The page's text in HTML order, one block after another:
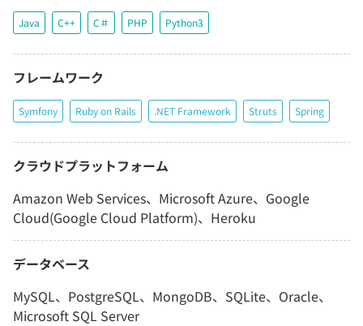
Java C++ C＃ PHP Python3
フレームワーク
Symfony Ruby on Rails .NET Framework Struts Spring
クラウドプラットフォーム
Amazon Web Services、Microsoft Azure、Google
Cloud(Google Cloud Platform)、Heroku
データベース
MySQL、PostgreSQL、MongoDB、SQLite、Oracle、
Microsoft SQL Server